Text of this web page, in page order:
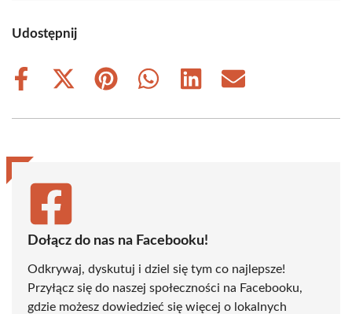
Udostępnij
Share
Share
(Twitter)
Share
Share
Share
Share
Dołącz do nas na Facebooku!
Odkrywaj, dyskutuj i dziel się tym co najlepsze!
Przyłącz się do naszej społeczności na Facebooku,
gdzie możesz dowiedzieć się więcej o lokalnych